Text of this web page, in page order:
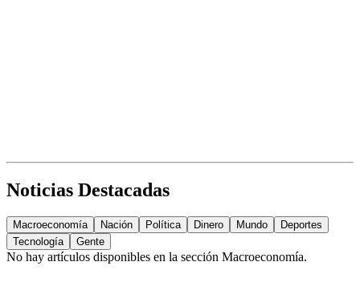
Noticias Destacadas
Macroeconomía Nación Política Dinero Mundo
Deportes
Tecnología
Gente
No hay artículos disponibles en la sección Macroeconomía.